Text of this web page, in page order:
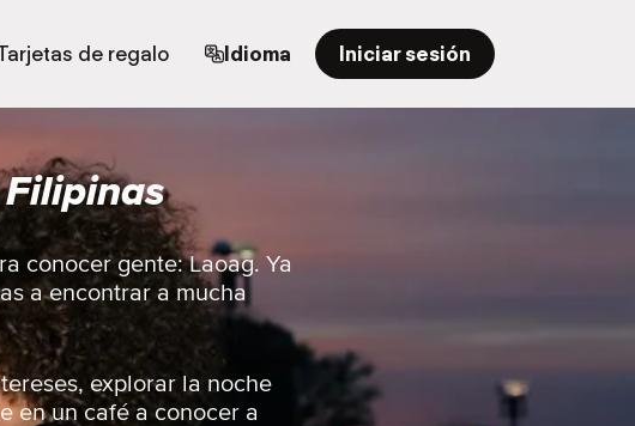
de regalo Idioma Iniciar sesión
conocer gente: Laoag. Ya
a encontrar a mucha
explorar la noche
en un café a conocer a